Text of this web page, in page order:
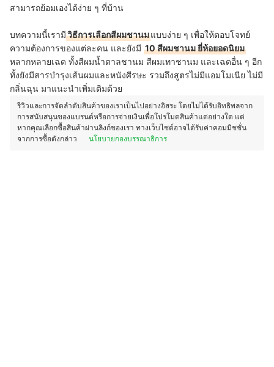
สามารถย้อมเองได้ง่าย ๆ ที่บ้าน
บทความนี้เรามีวิธีการเลือกสีผมชานมแบบง่าย ๆ เพื่อให้ตอบโจทย์
ความต้องการของแต่ละคน และยังมี 10 สีผมชานม ยี่ห้อยอดนิยม
หลากหลายเฉด ทั้งสีผมน้ำตาลชานม สีผมเทาชานม และเฉดอื่น ๆ อีก
ทั้งยังมีสารบำรุงเส้นผมและหนังศีรษะ รวมถึงสูตรไม่มีแอมโมเนีย ไม่มี
กลิ่นฉุน มาแนะนำเพิ่มเติมด้วย
รีวิวและการจัดลำดับสินค้าของเราเป็นไปอย่างอิสระ โดยไม่ได้รับอิทธิพลจาก
การสนับสนุนของแบรนด์หรือการจ่ายเงินเพื่อโปรโมตสินค้าแต่อย่างใด แต่
หากคุณเลือกซื้อสินค้าผ่านลิงก์ของเรา ทางเว็บไซต์อาจได้รับค่าคอมมิชชั่น
จากการซื้อดังกล่าว
นโยบายกองบรรณาธิการ